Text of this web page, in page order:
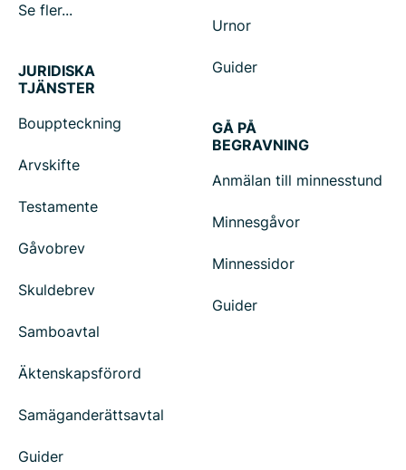
Se fler...
Urnor
Guider
JURIDISKA
TJÄNSTER
Bouppteckning
Arvskifte
Testamente
Gåvobrev
Skuldebrev
Samboavtal
Äktenskapsförord
Samäganderättsavtal
Guider
GÅ PÅ
BEGRAVNING
Anmälan till minnesstund
Minnesgåvor
Minnessidor
Guider